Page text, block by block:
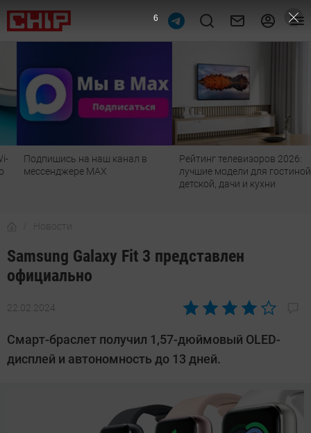
Подпишись на наш канал в
мессенджере МАХ
Рейтинг телевизоров 2026:
лучшие модели для гостиной,
детской, дачи и кухни
Новости
Samsung Galaxy Fit 3 представлен
официально
22.02.2024
Автор:
Довлатова
Смарт-браслет получил 1,57-дюймовый OLED-
дисплей и автономность до 13 дней.
5